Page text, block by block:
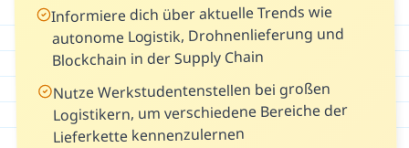
Informiere dich über aktuelle Trends wie
autonome Logistik, Drohnenlieferung und
Blockchain in der Supply Chain
Nutze Werkstudentenstellen bei großen
Logistikern, um verschiedene Bereiche der
Lieferkette kennenzulernen